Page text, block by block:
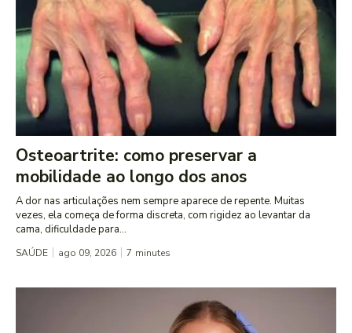
Osteoartrite: como preservar a
mobilidade ao longo dos anos
A dor nas articulações nem sempre aparece de repente. Muitas
vezes, ela começa de forma discreta, com rigidez ao levantar da
cama, dificuldade para...
SAÚDE ago 09, 2026 7 minutes